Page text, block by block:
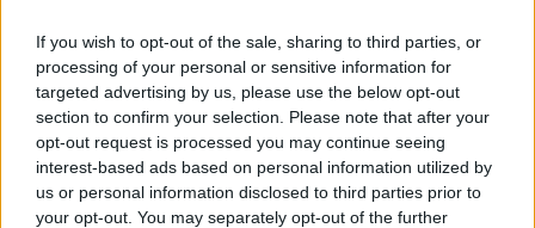
If you wish to opt-out of the sale, sharing to third parties, or
processing of your personal or sensitive information for
targeted advertising by us, please use the below opt-out
section to confirm your selection. Please note that after your
opt-out request is processed you may continue seeing
interest-based ads based on personal information utilized by
us or personal information disclosed to third parties prior to
your opt-out. You may separately opt-out of the further
Irkutsko srityje siaučiantis potvynis apsėmė mažiausiai
tris tūkst. namų
Žinios Pasaulis
Mirtina esencija su alkoholiu Rusijoje: išgėrę apako arba
mirė